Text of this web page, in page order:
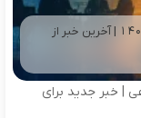
گام نهایی ساماندهی کارکنان دولتی در 16 مرداد 1405 | آخرین خبر از
| خبر جدید برای